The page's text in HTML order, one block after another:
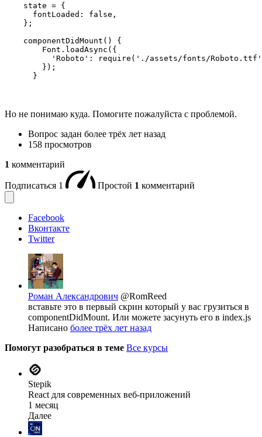
    state = {
      fontLoaded: false,
    };
    componentDidMount() {
        Font.loadAsync({
'Roboto': require('./assets/fonts/
        });
      }
Но не понимаю куда. Помогите пожалуйста с проблемой.
Вопрос задан более трёх лет назад
158 просмотров
1 комментарий
Подписаться 1 Простой 1 комментарий
Facebook
Вконтакте
Twitter
Роман Александрович @RomReed
вставьте это в первый скрин который у вас грузиться в
componentDidMount. Или можете засунуть его в index.js
Написано более трёх лет назад
Помогут разобраться в теме Все курсы
Stepik
React для современных веб-приложений
1 месяц
Далее